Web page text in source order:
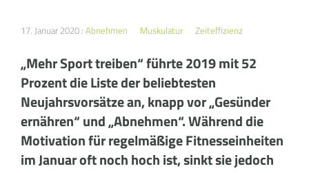
17. Januar 2020 : Abnehmen Muskulatur Zeiteffizienz
„Mehr Sport treiben“ führte 2019 mit 52
Prozent die Liste der beliebtesten
Neujahrsvorsätze an, knapp vor „Gesünder
ernähren“ und „Abnehmen“. Während die
Motivation für regelmäßige Fitnesseinheiten
im Januar oft noch hoch ist, sinkt sie jedoch